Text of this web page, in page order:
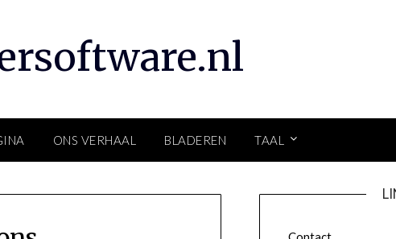
ONS VERHAAL BLADEREN TAAL